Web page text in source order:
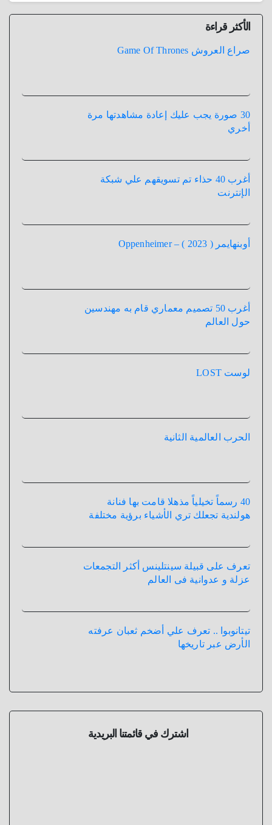
الأكثر قراءة
صراع العروش Game Of Thrones
30 صورة يجب عليك إعادة مشاهدتها مرة
أخري
أغرب 40 حذاء تم تسويقهم علي شبكة
الإنترنت
أوبنهايمر ( 2023 ) – Oppenheimer
أغرب 50 تصميم معماري قام به مهندسين
حول العالم
لوست LOST
الحرب العالمية الثانية
40 رسماً تخيلياً مذهلا قامت بها فنانة
هولندية تجعلك تري الأشياء برؤية مختلفة
تعرف على قبيلة سينتلينس أكثر التجمعات
عزلة و عدوانية فى العالم
تيتانوبوا .. تعرف علي أضخم ثعبان عرفته
الأرض عبر تاريخها
اشترك في قائمتنا البريدية